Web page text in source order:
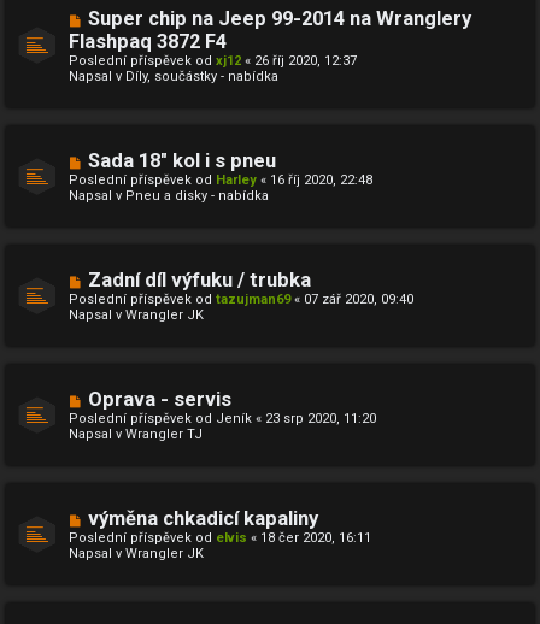
ě
v
e
k
N
o
v
ý
p
ě
v
e
k
Super chip na Jeep 99-2014 na Wranglery
Flashpaq 3872 F4
Poslední příspěvek od xj12 « 26 říj 2020, 12:37
Napsal v Díly, součástky - nabídka
N
o
v
ý
p
ě
v
Sada 18" kol i s pneu
Poslední příspěvek od Harley « 16 říj 2020, 22:48
Napsal v Pneu a disky - nabídka
N
o
v
ý
p
ě
v
Zadní díl výfuku / trubka
Poslední příspěvek od tazujman69« 07 zář 2020, 09:40
Napsal v Wrangler JK
N
o
v
ý
p
ě
v
Oprava - servis
Poslední příspěvek od Jeník « 23 srp 2020, 11:20
Napsal v Wrangler TJ
N
o
v
ý
výměna chkadicí kapaliny
Poslední příspěvek od elvis « 18 čer 2020, 16:11
Napsal v Wrangler JK